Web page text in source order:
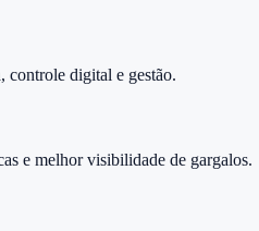
controle digital e gestão.
e melhor visibilidade de gargalos.